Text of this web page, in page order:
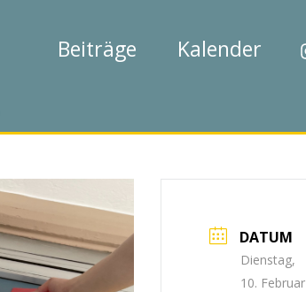
Beiträge Kalender
DATUM
Dienstag,
10. Februar